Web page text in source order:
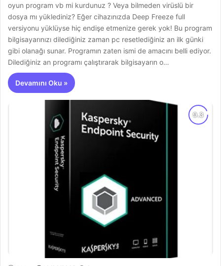
oyun program vb mi kurdunuz ? Veya bilmeden virüslü bir
dosya mı yüklediniz? Eğer cihazınızda Deep Freeze full
versiyonu yüklüyse hiç endişe etmenize gerek yok! Bu program
bilgisayarınızı dilediğiniz zaman pc resetlediğiniz an ilk günki
gibi olanağı sunar. Programın zaten ismi de amacını belli ediyor.
Dilediğiniz an programı çalıştırarak bilgisayarın o…
Devamını Oku »